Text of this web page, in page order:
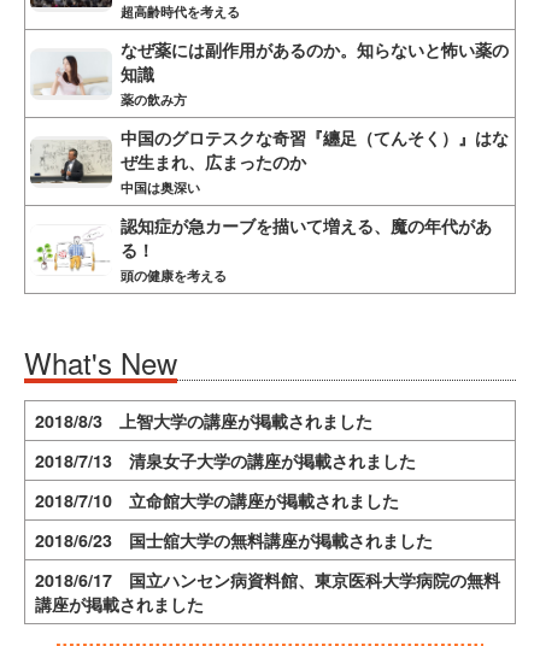
超高齢時代を考える
なぜ薬には副作用があるのか。知らないと怖い薬の
知識
薬の飲み方
中国のグロテスクな奇習『纏足（てんそく）』はな
ぜ生まれ、広まったのか
中国は奥深い
認知症が急カーブを描いて増える、魔の年代があ
る！
頭の健康を考える
What's New
2018/8/3 上智大学の講座が掲載されました
2018/7/13 清泉女子大学の講座が掲載されました
2018/7/10 立命館大学の講座が掲載されました
2018/6/23 国士舘大学の無料講座が掲載されました
2018/6/17 国立ハンセン病資料館、東京医科大学病院の無料
講座が掲載されました